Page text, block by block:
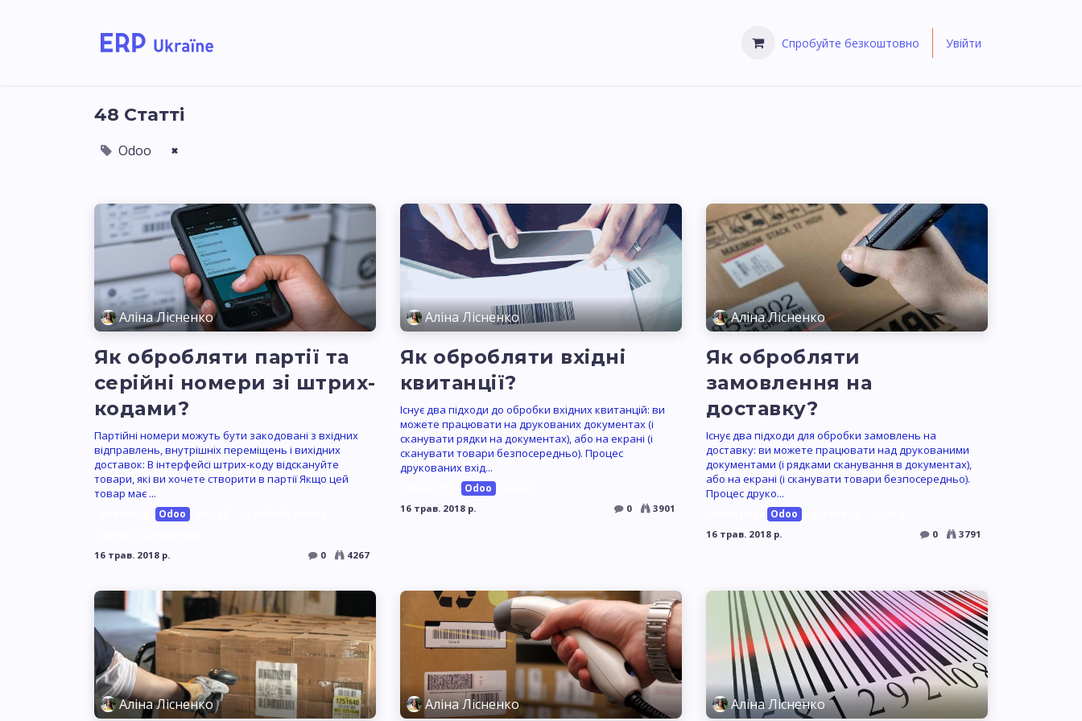
Спробуйте безкоштовно Увійти
48 Статті
Odoo ×
Аліна Лісненко
Як обробляти партії та
серійні номери зі штрих-
кодами?
Партійні номери можуть бути закодовані з вхідних
відправлень, внутрішніх переміщень і вихідних
доставок: В інтерфейсі штрих-коду відскануйте
товари, які ви хочете створити в партії Якщо цей
товар має ...
Odoo
16 трав. 2018 р. 0 4267
Аліна Лісненко
Як обробляти вхідні
квитанції?
Існує два підходи до обробки вхідних квитанцій: ви
можете працювати на друкованих документах (і
сканувати рядки на документах), або на екрані (і
сканувати товари безпосередньо). Процес
друкованих вхід...
Odoo
16 трав. 2018 р. 0 3901
Аліна Лісненко
Як обробляти
замовлення на
доставку?
Існує два підходи для обробки замовлень на
доставку: ви можете працювати над друкованими
документами (і рядками сканування в документах),
або на екрані (і сканувати товари безпосередньо).
Процес друко...
Odoo
16 трав. 2018 р. 0 3791
Аліна Лісненко Аліна Лісненко Аліна Лісненко